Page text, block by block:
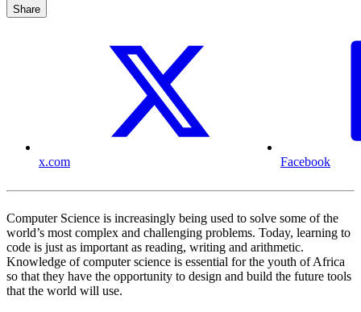
Share
x.com Facebook
Computer Science is increasingly being used to solve some of the
world’s most complex and challenging problems. Today, learning to
code is just as important as reading, writing and arithmetic.
Knowledge of computer science is essential for the youth of Africa
so that they have the opportunity to design and build the future tools
that the world will use.